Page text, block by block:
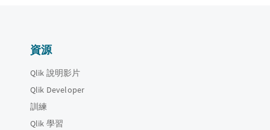
資源
Qlik 說明影片
Qlik Developer
訓練
Qlik 學習